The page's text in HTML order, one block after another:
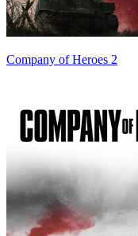
Company of Heroes 2